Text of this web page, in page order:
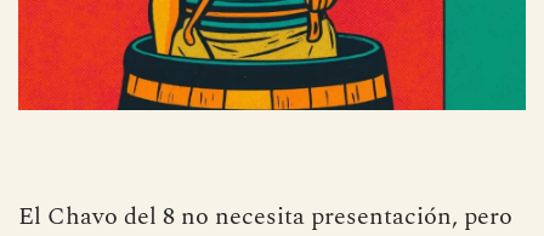
El Chavo del 8 no necesita presentación, pero